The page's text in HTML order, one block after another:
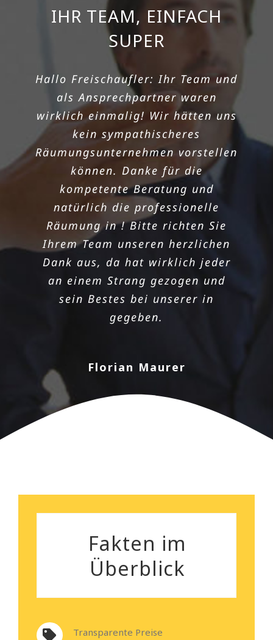
IHR TEAM, EINFACH
SUPER
Hallo Freischaufler: Ihr Team und
als Ansprechpartner waren
wirklich einmalig! Wir hätten uns
kein sympathischeres
Räumungsunternehmen vorstellen
können. Danke für die
kompetente Beratung und
natürlich die professionelle
Räumung in ! Bitte richten Sie
Ihrem Team unseren herzlichen
Dank aus, da hat wirklich jeder
an einem Strang gezogen und
sein Bestes bei unserer in
gegeben.
Florian Maurer
UNSCHLAGBARES
ANGEBOT MIT
SCHNELLEM
RÄUMUNGSTERMIN
Die Wohnung meiner Tante sollte
nach dem Todesfall bis zum
Monatsende geräumt werden. Die
Freischaufler machten es
möglich! Unsere in hat
einwandfrei geklappt, dank super
schnellem Termin! Danke noch
mal für die sorgenlose Räumung.
Das Preisleistungsverhältnis ist
wirklich überzeugend und das
Team aus sehr nett und zügig. Ich
Fakten im
Überblick
Transparente Preise